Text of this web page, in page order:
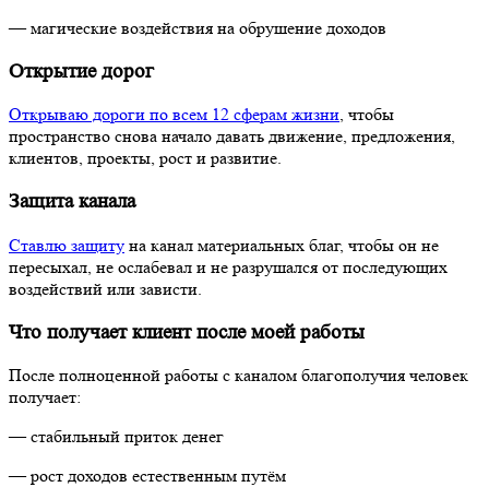
— магические воздействия на обрушение доходов
Открытие дорог
Открываю дороги по всем 12 сферам жизни, чтобы
пространство снова начало давать движение, предложения,
клиентов, проекты, рост и развитие.
Защита канала
Ставлю защиту на канал материальных благ, чтобы он не
пересыхал, не ослабевал и не разрушался от последующих
воздействий или зависти.
Что получает клиент после моей работы
После полноценной работы с каналом благополучия человек
получает:
— стабильный приток денег
— рост доходов естественным путём